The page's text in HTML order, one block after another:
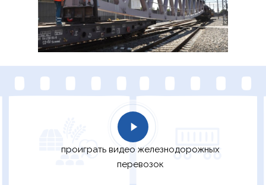
проиграть видео железнодорожных
перевозок